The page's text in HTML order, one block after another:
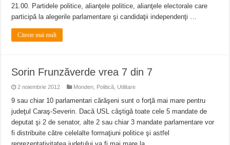
21.00. Partidele politice, alianţele politice, alianţele electorale care
participă la alegerile parlamentare şi candidaţii independenţi …
Citeste mai mult
Sorin Frunzăverde vrea 7 din 7
2 noiembrie 2012 Monden Politică Utilitare
9 sau chiar 10 parlamentari cărăşeni sunt o forţă mai mare pentru
judeţul Caraş-Severin. Dacă USL câştigă toate cele 5 mandate de
deputat şi 2 de senator, alte 2 sau chiar 3 mandate parlamentare vor
fi distribuite către celelalte formaţiuni politice şi astfel